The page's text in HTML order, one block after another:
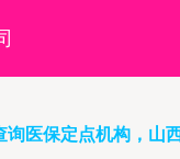
询医保定点机构，山